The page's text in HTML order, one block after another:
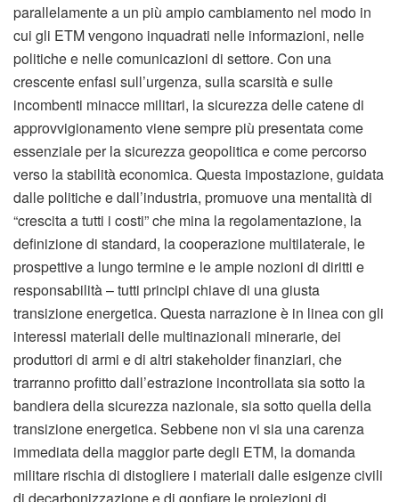
parallelamente a un più ampio cambiamento nel modo in
cui gli ETM vengono inquadrati nelle informazioni, nelle
politiche e nelle comunicazioni di settore. Con una
crescente enfasi sull’urgenza, sulla scarsità e sulle
incombenti minacce militari, la sicurezza delle catene di
approvvigionamento viene sempre più presentata come
essenziale per la sicurezza geopolitica e come percorso
verso la stabilità economica. Questa impostazione, guidata
dalle politiche e dall’industria, promuove una mentalità di
“crescita a tutti i costi” che mina la regolamentazione, la
definizione di standard, la cooperazione multilaterale, le
prospettive a lungo termine e le ampie nozioni di diritti e
responsabilità – tutti principi chiave di una giusta
transizione energetica. Questa narrazione è in linea con gli
interessi materiali delle multinazionali minerarie, dei
produttori di armi e di altri stakeholder finanziari, che
trarranno profitto dall’estrazione incontrollata sia sotto la
bandiera della sicurezza nazionale, sia sotto quella della
transizione energetica. Sebbene non vi sia una carenza
immediata della maggior parte degli ETM, la domanda
militare rischia di distogliere i materiali dalle esigenze civili